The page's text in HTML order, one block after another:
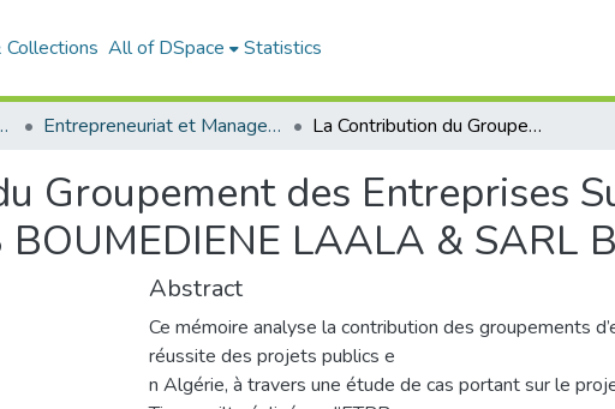
Collections All of DSpace Statistics
Entrepreneuriat Entrepreneuriat et Management de Projets (EMP) La Contribution du Groupement des Entreprises Sur la Réussite du Projet: Cas EPTB BOUMEDIENE LAALA & SARL BMD LOGISTIQUE
Groupement des Entreprises
BOUMEDIENE LAALA & SARL
Abstract
Ce mémoire analyse la contribution des groupements
réussite des projets publics e
n Algérie, à travers une étude de cas portant sur le